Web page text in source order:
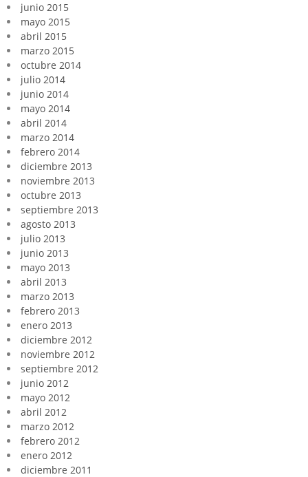
junio 2015
mayo 2015
abril 2015
marzo 2015
octubre 2014
julio 2014
junio 2014
mayo 2014
abril 2014
marzo 2014
febrero 2014
diciembre 2013
noviembre 2013
octubre 2013
septiembre 2013
agosto 2013
julio 2013
junio 2013
mayo 2013
abril 2013
marzo 2013
febrero 2013
enero 2013
diciembre 2012
noviembre 2012
septiembre 2012
junio 2012
mayo 2012
abril 2012
marzo 2012
febrero 2012
enero 2012
diciembre 2011